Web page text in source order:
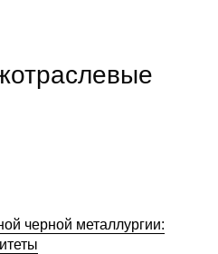
черной металлургии: